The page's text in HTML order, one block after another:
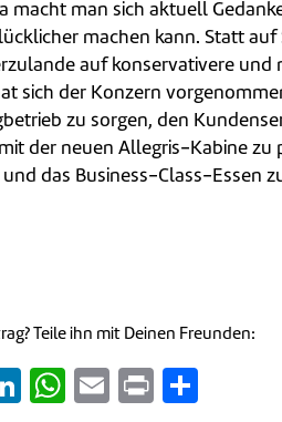
macht man sich aktuell
machen kann. Statt
auf konservativere und
sich der Konzern
zu sorgen, den
der neuen Allegris-Kabine zu
das Business-Class-Essen
Teile ihn mit Deinen Freunden:
LinkedIn
WhatsApp
EmailPrint